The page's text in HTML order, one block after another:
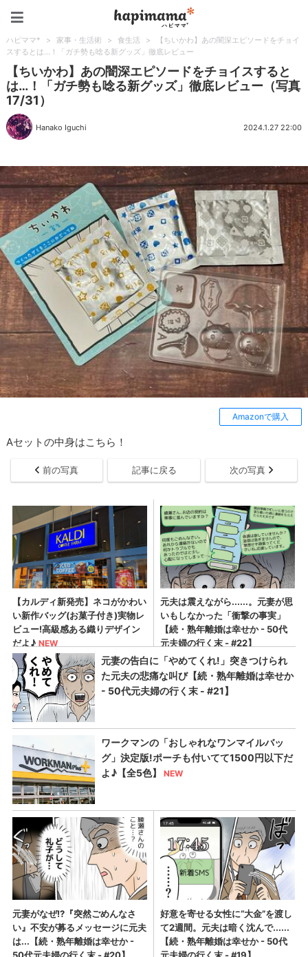
ハピママ* > 家事・生活術 > 食生活 >
【ちいかわ】あの闇深エピソードをチョイ
スするとは…！「ガチ勢も唸る新グッズ」徹底レビュー
【ちいかわ】あの闇深エピソードをチョイスすると
は…！「ガチ勢も唸る新グッズ」徹底レビュー（写真
17/31）
Hanako Iguchi 2024.1.27 22:00
Amazonで購入
Aセットの中身はこちら！
前の写真 記事に戻る 次の写真